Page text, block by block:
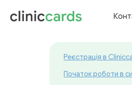
Реєстрація в
Початок роботи в